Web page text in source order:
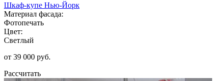
Шкаф-купе Нью-Йорк
Материал фасада:
Фотопечать
Цвет:
Светлый
от 39 000 руб.
Рассчитать